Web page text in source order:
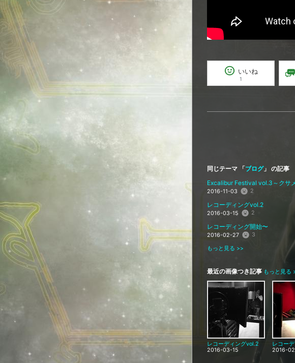
いいね
1
同じテーマ 「ブログ」 の記事
Excalibur Festival vol.3～クサ
2016-11-03 2
レコーディングvol.2
2016-03-15 2
レコーディング開始〜
2016-02-27 3
もっと見る >>
最近の画像つき記事 もっと見る
レコーディングvol.2
2016-03-15
レコー
2016-